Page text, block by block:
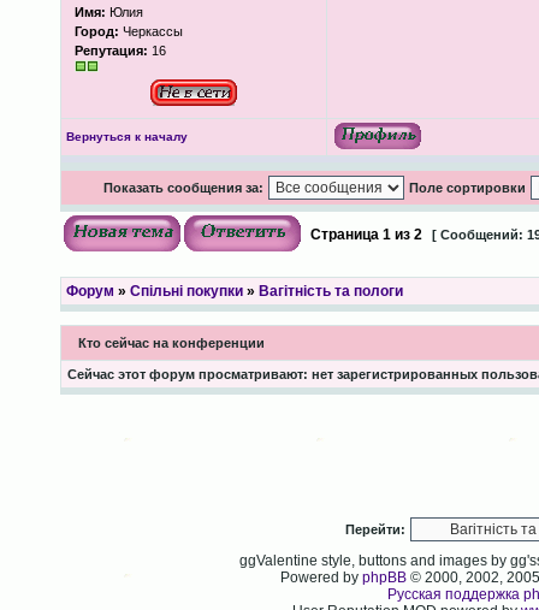
Имя: Юлия
Город: Черкассы
Репутация: 16
Вернуться к началу
Показать сообщения за: Поле сортировки
Страница 1из 2 [ Сообщений:
Форум » Спільні покупки» Вагітність та пологи
Кто сейчас на конференции
Сейчас этот форум просматривают: нет зарегистрированных
Перейти:
ggValentine style, buttons and images by
Powered byphpBB © 2000, 2002,
Русская поддержка